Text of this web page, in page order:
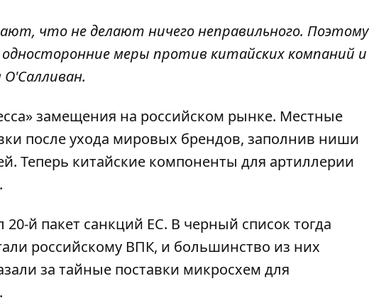
что не делают ничего неправильного. Поэтому
меры против китайских компаний и
замещения на российском рынке. Местные
после ухода мировых брендов, заполнив ниши
Теперь китайские компоненты для артиллерии
й пакет санкций ЕС. В черный список тогда
российскому ВПК, и большинство из них
за тайные поставки микросхем для